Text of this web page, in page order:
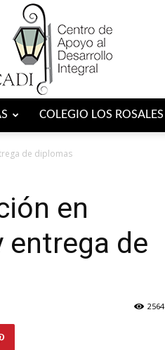
COLEGIO LOS ROSALES
de diplomas
en
entrega de
2564